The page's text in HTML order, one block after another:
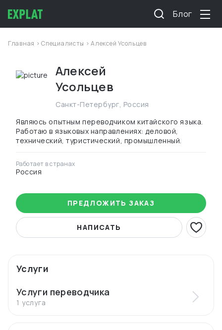
Блог
Главная >Специалисты > Алексей Усольцев
Алексей
Усольцев
Санкт-Петербург, Россия
Являюсь опытным переводчиком китайского языка.
Работаю в языковых направлениях: деловой,
технический, туристический, промышленный.
Работает в странах
Россия
ПРЕДЛОЖИТЬ ЗАКАЗ
НАПИСАТЬ
Услуги
Услуги переводчика
1 услуга